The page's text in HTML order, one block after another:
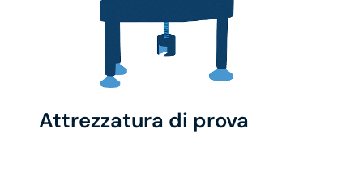
Attrezzatura di prova